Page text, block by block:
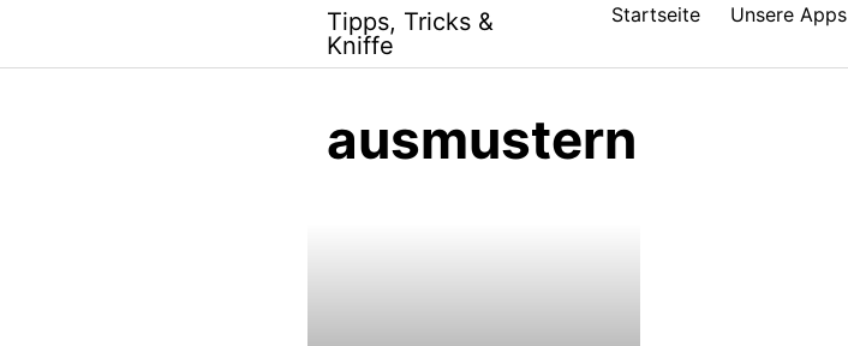
content
Tipps, Tricks &
Kniffe
Startseite Unsere Apps
ausmustern